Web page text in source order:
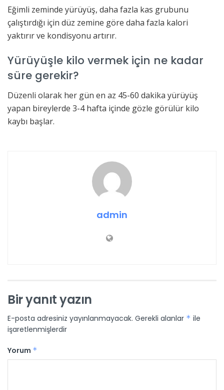
Eğimli zeminde yürüyüş, daha fazla kas grubunu
çalıştırdığı için düz zemine göre daha fazla kalori
yaktırır ve kondisyonu artırır.
Yürüyüşle kilo vermek için ne kadar
süre gerekir?
Düzenli olarak her gün en az 45-60 dakika yürüyüş
yapan bireylerde 3-4 hafta içinde gözle görülür kilo
kaybı başlar.
admin
Bir yanıt yazın
E-posta adresiniz yayınlanmayacak. Gerekli alanlar * ile
işaretlenmişlerdir
Yorum *